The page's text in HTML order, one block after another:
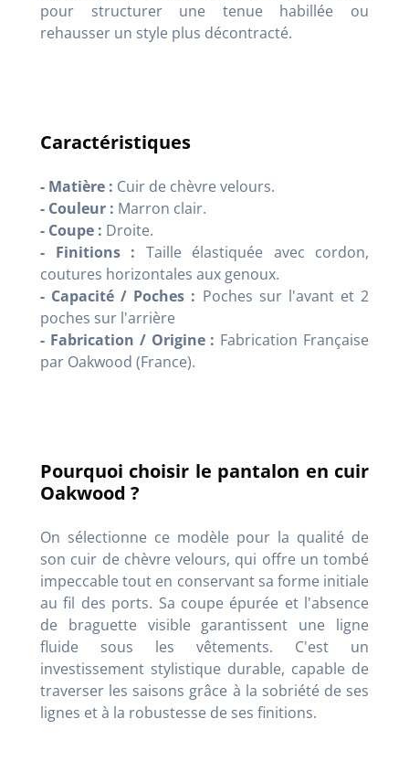
pour structurer une tenue habillée ou
rehausser un style plus décontracté.
Caractéristiques
- Matière : Cuir de chèvre velours.
- Couleur : Marron clair.
- Coupe : Droite.
- Finitions : Taille élastiquée avec cordon,
coutures horizontales aux genoux.
- Capacité / Poches : Poches sur l'avant et 2
poches sur l'arrière
- Fabrication / Origine : Fabrication Française
par Oakwood (France).
Pourquoi choisir le pantalon en cuir
Oakwood ?
On sélectionne ce modèle pour la qualité de
son cuir de chèvre velours, qui offre un tombé
impeccable tout en conservant sa forme initiale
au fil des ports. Sa coupe épurée et l'absence
de braguette visible garantissent une ligne
fluide sous les vêtements. C'est un
investissement stylistique durable, capable de
traverser les saisons grâce à la sobriété de ses
lignes et à la robustesse de ses finitions.